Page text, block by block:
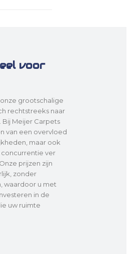
voor
grootschalige
rechtstreeks naar
Meijer Carpets
van een overvloed
maar ook
ver
prijzen zijn
zonder
waardoor u met
in de
uw ruimte